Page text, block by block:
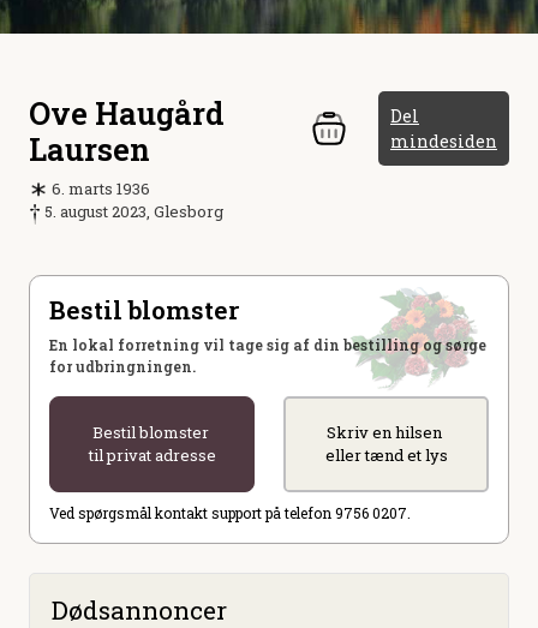
Ove Haugård
Laursen
Del
mindesiden
6. marts 1936
5. august 2023, Glesborg
Bestil blomster
En lokal forretning vil tage sig af din bestilling og sørge
for udbringningen.
Bestil blomster
til privat adresse
Skriv en hilsen
eller tænd et lys
Ved spørgsmål kontakt support på telefon 9756 0207.
Dødsannoncer